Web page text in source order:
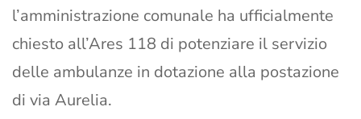
l’amministrazione comunale ha ufficialmente
chiesto all’Ares 118 di potenziare il servizio
delle ambulanze in dotazione alla postazione
di via Aurelia.